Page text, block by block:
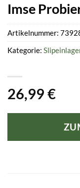
Imse
26,99 €
Artikelnummer:
Kategorie: